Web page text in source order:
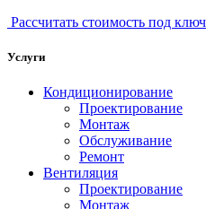
Рассчитать стоимость под ключ
Услуги
Кондиционирование
Проектирование
Монтаж
Обслуживание
Ремонт
Вентиляция
Проектирование
Монтаж